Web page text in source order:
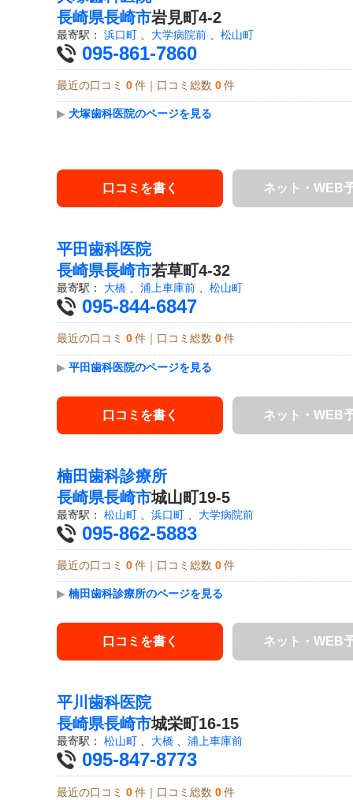
長崎県長崎市岩見町4-2
最寄駅： 浜口町 大学病院前 松山町
095-861-7860
最近の口コミ 0 件｜口コミ総数 0 件
▶ 犬塚歯科医院のページを見る
口コミを書く ネット・WEB
平田歯科医院
長崎県長崎市若草町4-32
最寄駅： 大橋 浦上車庫前 松山町
095-844-6847
最近の口コミ 0 件｜口コミ総数 0 件
▶ 平田歯科医院のページを見る
口コミを書く ネット・WEB
楠田歯科診療所
長崎県長崎市城山町19-5
最寄駅： 松山町 浜口町 大学病院前
095-862-5883
最近の口コミ 0 件｜口コミ総数 0 件
▶ 楠田歯科診療所のページを見る
口コミを書く ネット・WEB
平川歯科医院
長崎県長崎市城栄町16-15
最寄駅： 松山町 、 大橋 、 浦上車庫前
095-847-8773
最近の口コミ 0 件｜口コミ総数 0 件